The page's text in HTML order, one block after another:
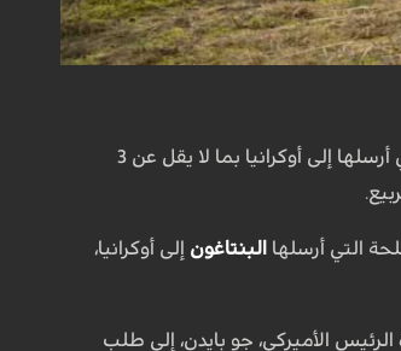
زاد من قيمة الأسلحة التي أرسلها إلى أوكرانيا بما لا يقل عن 3
التي أرسلها البنتاغون إلى أوكرانيا،
الرئيس الأميركي، جو بايدن، إلى طلب